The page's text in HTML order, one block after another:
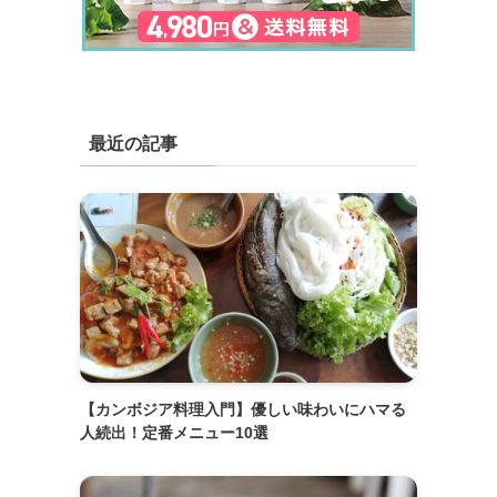
最近の記事
【カンボジア料理入門】優しい味わいにハマる
人続出！定番メニュー10選